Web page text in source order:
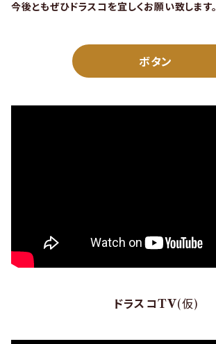
今後ともぜひドラスコを宜しくお願い致します。
ボタン
ドラスコTV(仮)